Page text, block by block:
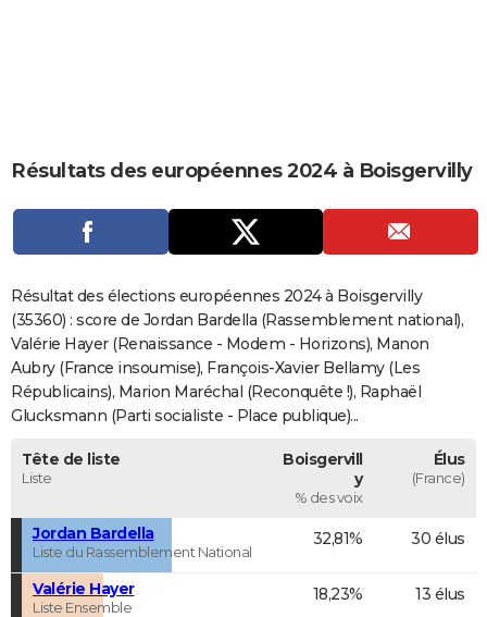
CARTE DE VOEUX
Carte de Noël
Carte Bonne année
Carte Saint-Valentin
Carte Pâques
Carte d'anniversaire
DICTIONNAIRE
Dictionnaire
Biographies
Citations
Expressions
Proverbes
PROGRAMME TV
COPAINS D'AVANT
S'inscrire
Se connecter
Lycées
Collèges
Primaires
Universités
Entreprises
Service militaire
Avis de recherche
AVIS DE DÉCÈS
FORUM
Résultats des européennes 2024 à Boisgervilly
Résultat des élections européennes 2024 à Boisgervilly
(35360) : score de Jordan Bardella (Rassemblement national),
Valérie Hayer (Renaissance - Modem - Horizons), Manon
Aubry (France insoumise), François-Xavier Bellamy (Les
Républicains), Marion Maréchal (Reconquête !), Raphaël
Glucksmann (Parti socialiste - Place publique)...
Tête de liste
Liste
Boisgervill
y
% des voix
Élus
(France)
Jordan Bardella
Liste du Rassemblement National
32,81% 30 élus
Valérie Hayer
Liste Ensemble
18,23% 13 élus